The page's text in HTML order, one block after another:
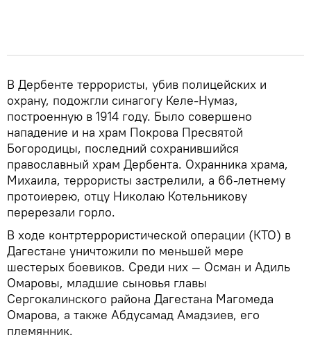
В Дербенте террористы, убив полицейских и
охрану, подожгли синагогу Келе-Нумаз,
построенную в 1914 году. Было совершено
нападение и на храм Покрова Пресвятой
Богородицы, последний сохранившийся
православный храм Дербента. Охранника храма,
Михаила, террористы застрелили, а 66‑летнему
протоиерею, отцу Николаю Котельникову
перерезали горло.
В ходе контртеррористической операции (КТО) в
Дагестане уничтожили по меньшей мере
шестерых боевиков. Среди них — Осман и Адиль
Омаровы, младшие сыновья главы
Сергокалинского района Дагестана Магомеда
Омарова, а также Абдусамад Амадзиев, его
племянник.